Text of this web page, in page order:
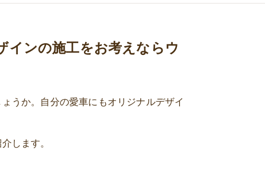
インの施工をお考えならウ
うか。自分の愛車にもオリジナルデザイ
します。